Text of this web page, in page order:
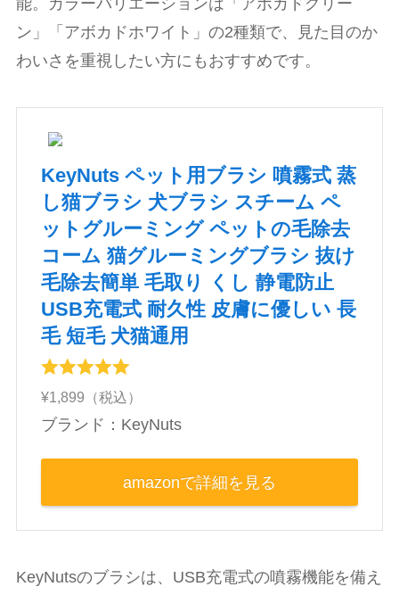
能。カラーバリエーションは「アボカドグリー
ン」「アボカドホワイト」の2種類で、見た目のか
わいさを重視したい方にもおすすめです。
KeyNuts ペット用ブラシ 噴霧式 蒸
し猫ブラシ 犬ブラシ スチーム ペ
ットグルーミング ペットの毛除去
コーム 猫グルーミングブラシ 抜け
毛除去簡単 毛取り くし 静電防止
USB充電式 耐久性 皮膚に優しい 長
毛 短毛 犬猫通用
¥1,899（税込）
ブランド：KeyNuts
amazonで詳細を見る
KeyNutsのブラシは、USB充電式の噴霧機能を備え